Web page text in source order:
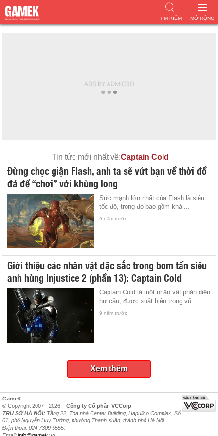
MỞ RỘNG
TÌM KIẾM
Tin tức mới nhất về:Captain Cold
Đừng chọc giận Flash, anh ta sẽ vứt bạn về thời đồ
đá để “chơi” với khủng long
Sức mạnh lớn nhất của Flash là siêu
tốc độ, trong đó bao gồm khả ...
9 năm trước
Giới thiệu các nhân vật đặc sắc trong bom tấn siêu
anh hùng Injustice 2 (phần 13): Captain Cold
Captain Cold là một nhân vật phản diện
hư cấu, được xuất hiện trong vũ ...
9 năm trước
Xem thêm
GameK
© Copyright 2007 - 2026 – Công ty Cổ phần VCCorp
TRỤ SỞ HÀ NỘI: Tầng 22, Tòa nhà Center Building, Hapulico Complex, Số
01, phố Nguyễn Huy Tưởng, phường Thanh Xuân, thành phố Hà Nội.
Điện thoại: 024 7309 5555.